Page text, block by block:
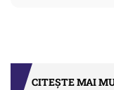
CITEȘTE MAI